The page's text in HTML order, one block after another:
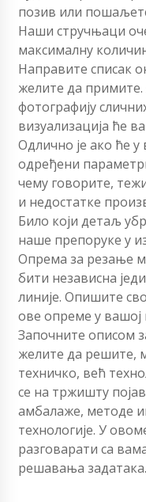
позив или
Наши стручњаци
максималну
Направите списак
желите да
фотографију
визуализација ће
Одлично је ако ће
одређени
чему говорите,
и недостатке
Било који детаљ
наше препоруке у
Опрема за резање
бити независна
линије. Опишите
ове опреме у
Започните описом
желите да решите,
техничко, већ
се на тржишту
амбалаже, методе
технологије. У
разговарати са
решавања задатака.